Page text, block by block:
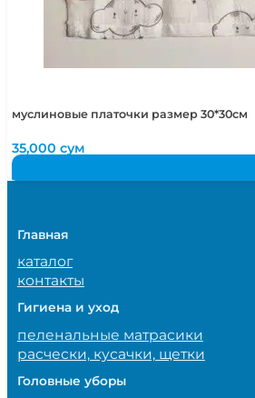
муслиновые платочки размер 30*30см
35,000сум
Главная
каталог
контакты
Гигиена и уход
пеленальные матрасики
расчески, кусачки, щетки
Головные уборы